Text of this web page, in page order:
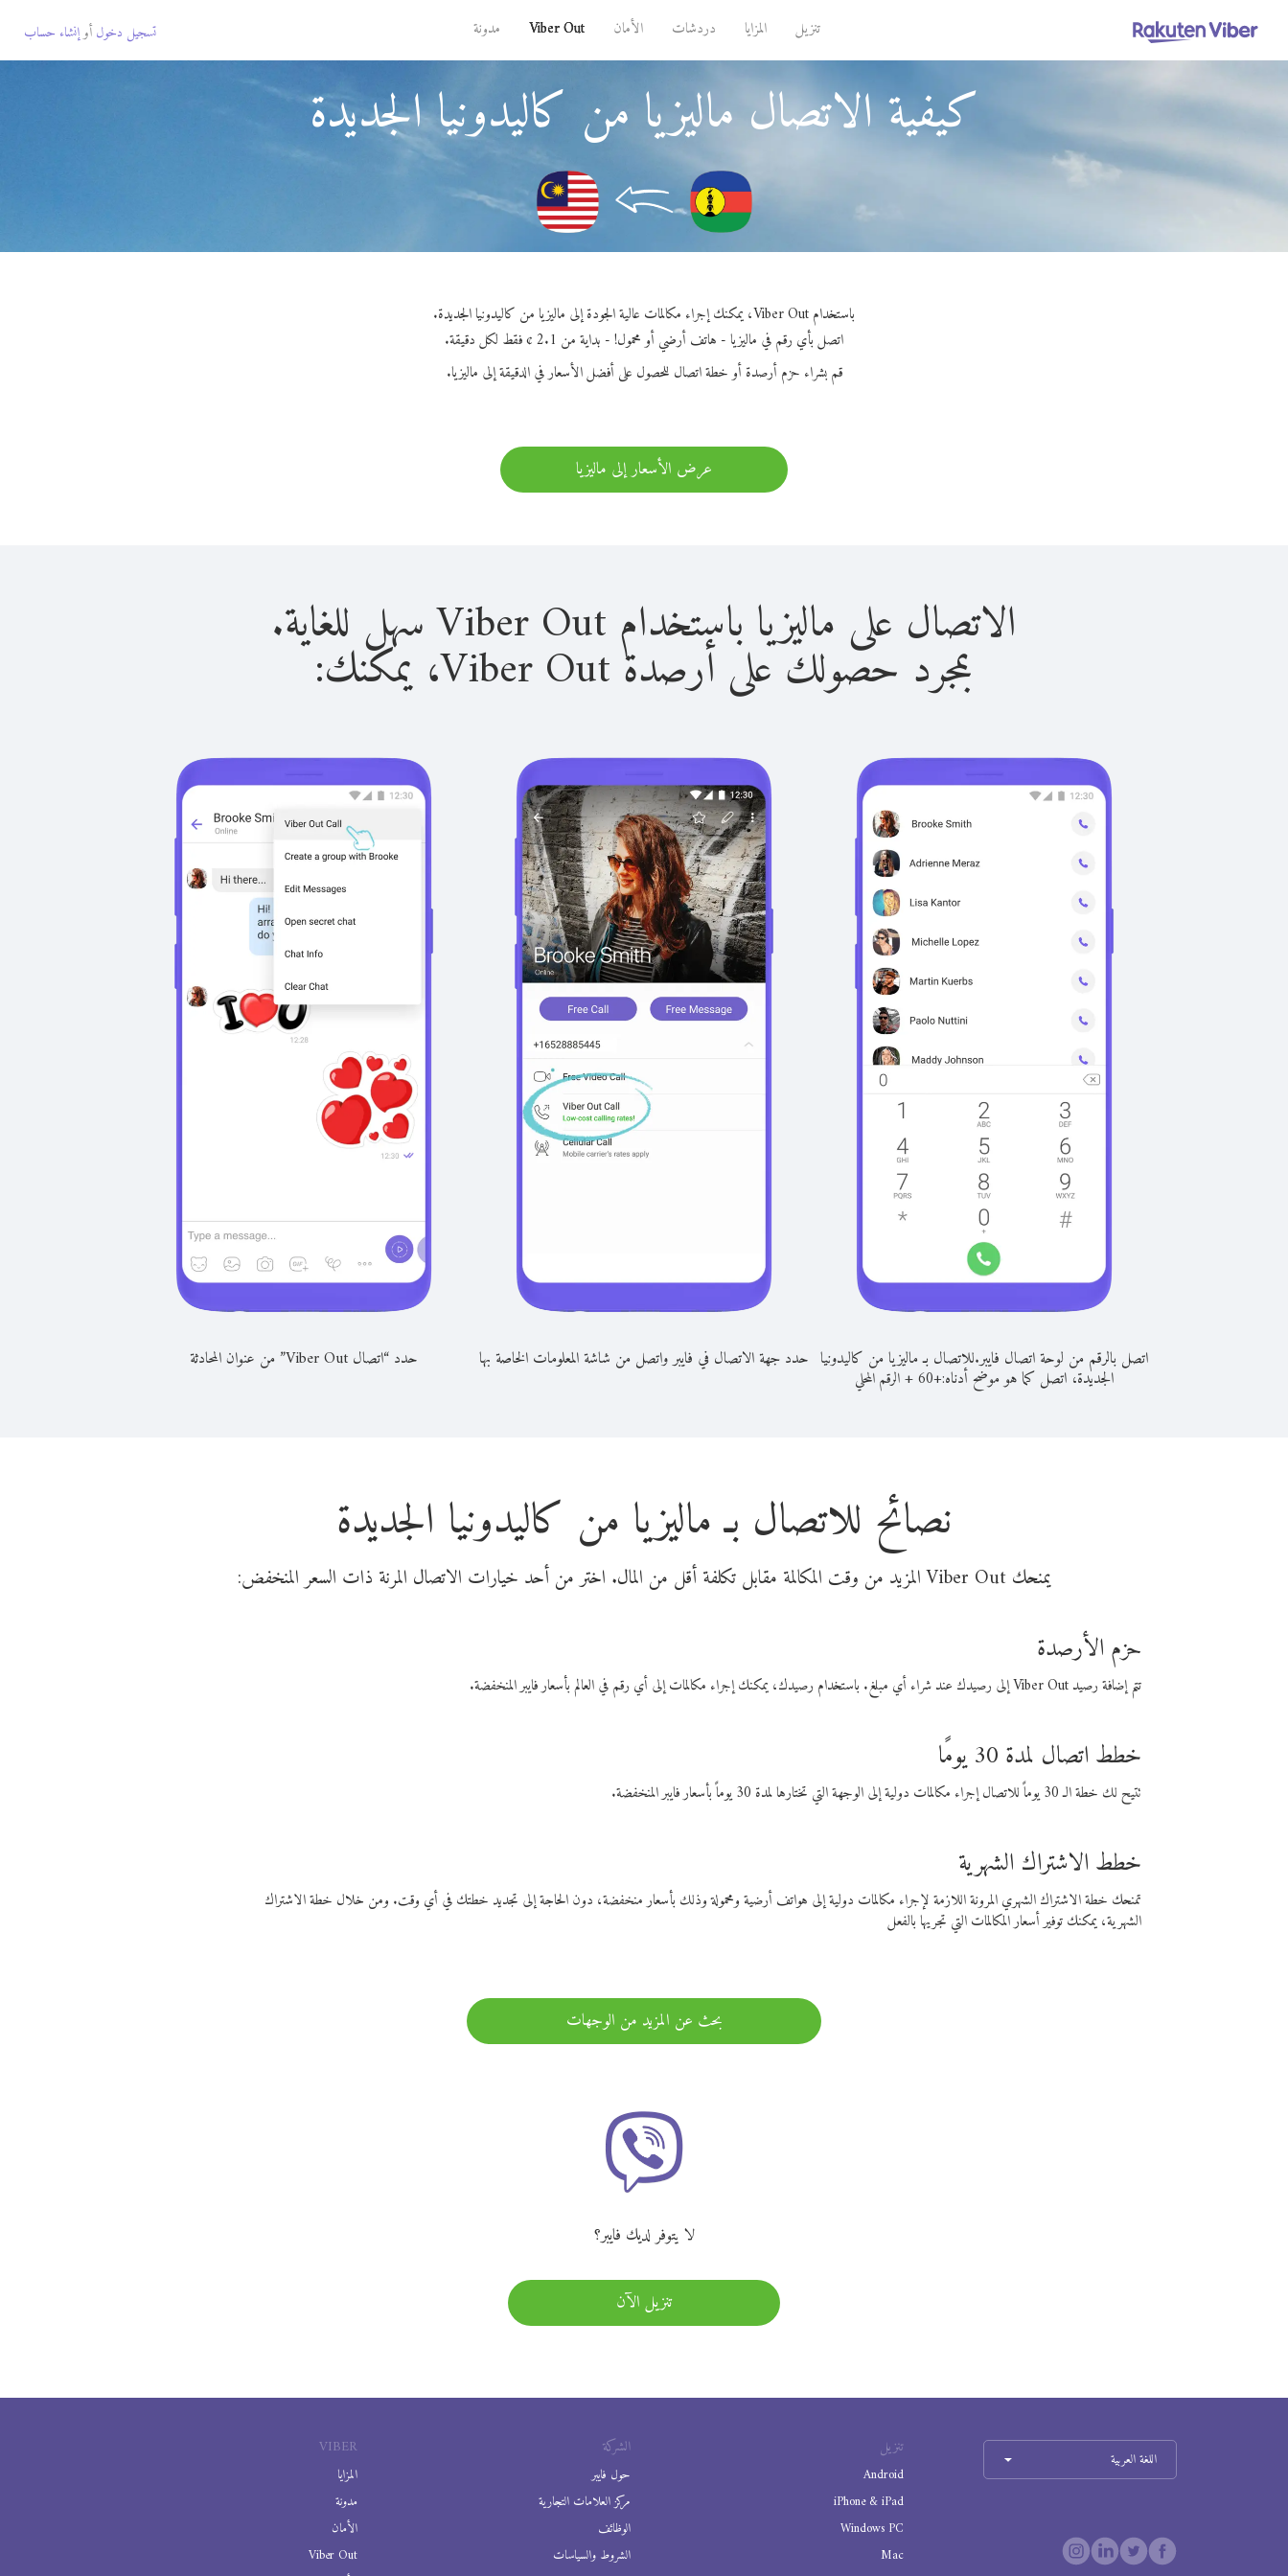
تنزيل المزايا دردشات الأمان Viber Out مدونة تسجيل دخول أوإنشاء حساب
كيفية الاتصال ماليزيا من كاليدونيا الجديدة
باستخدام Viber Out، يمكنك إجراء مكالمات عالية الجودة إلى ماليزيا من كاليدونيا الجديدة.
اتصل بأي رقم في ماليزيا - هاتف أرضي أو محمول! - بداية من 2.1 ¢ فقط لكل دقيقة.
قم بشراء حزم أرصدة أو خطة اتصال للحصول على أفضل الأسعار في الدقيقة إلى ماليزيا.
عرض الأسعار إلى ماليزيا
الاتصال على ماليزيا باستخدام Viber Out سهل للغاية.
بمجرد حصولك على أرصدة Viber Out، يمكنك:
اتصل بالرقم من لوحة اتصال فايبر.للاتصال بـ ماليزيا من كاليدونيا
الجديدة، اتصل كما هو موضح أدناه:+
60
+الرقم المحلي
حدد جهة الاتصال في فايبر واتصل من شاشة المعلومات الخاصة بها حدد “اتصال Viber Out” من عنوان المحادثة
نصائح للاتصال بـ ماليزيا من كاليدونيا الجديدة
يمنحك Viber Out المزيد من وقت المكالمة مقابل تكلفة أقل من المال. اختر من أحد خيارات الاتصال المرنة ذات السعر المنخفض:
حزم الأرصدة
تتم إضافة رصيد Viber Out إلى رصيدك عند شراء أي مبلغ. باستخدام رصيدك، يمكنك إجراء مكالمات إلى أي رقم في العالم بأسعار فايبر المنخفضة.
خطط اتصال لمدة 30 يومًا
تتيح لك خطة الـ 30 يوماً للاتصال إجراء مكالمات دولية إلى الوجهة التي تختارها لمدة 30 يوماً بأسعار فايبر المنخفضة.
خطط الاشتراك الشهرية
تمنحك خطة الاشتراك الشهري المرونة اللازمة لإجراء مكالمات دولية إلى هواتف أرضية ومحمولة وذلك بأسعار منخفضة، دون الحاجة إلى تجديد خطتك في أي وقت. ومن خلال خطة الاشتراك
الشهرية، يمكنك توفير أسعار المكالمات التي تجريها بالفعل
بحث عن المزيد من الوجهات
لا يتوفر لديك فايبر؟
تنزيل الآن
VIBER
المزايا
مدونة
الأمان
Viber Out
الشركة
حول فايبر
مركز العلامات التجارية
الوظائف
الشروط والسياسات
تنزيل
Android
iPhone & iPad
Windows PC
Mac
اللغة العربية